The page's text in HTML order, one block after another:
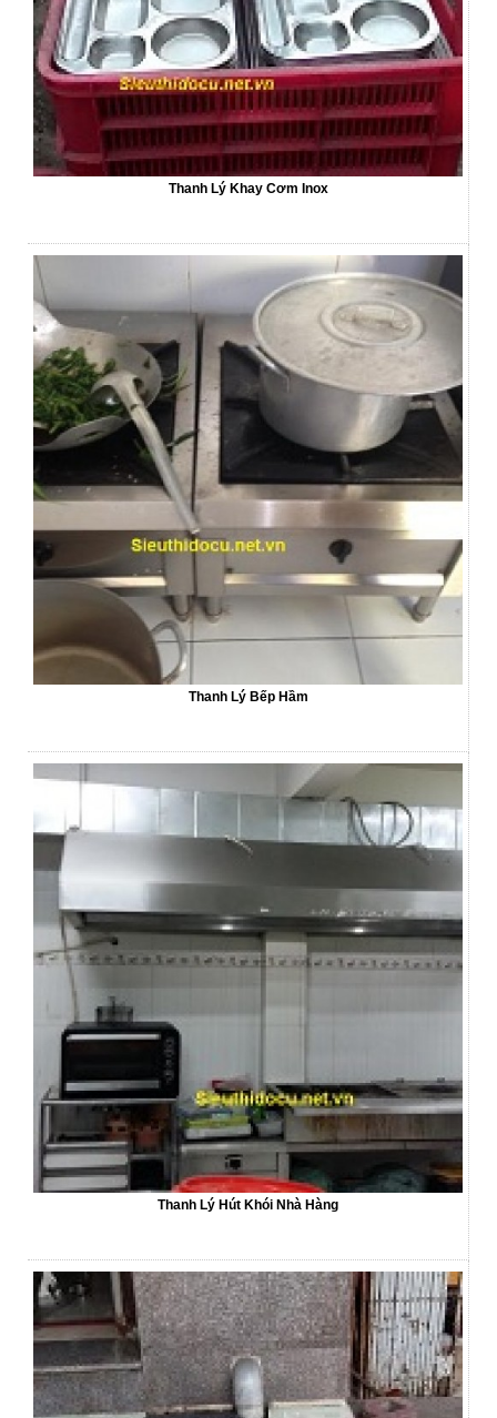
Thanh Lý Khay Cơm Inox
Thanh Lý Bếp Hầm
Thanh Lý Hút Khói Nhà Hàng